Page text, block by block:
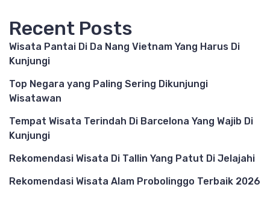
Recent Posts
Wisata Pantai Di Da Nang Vietnam Yang Harus Di
Kunjungi
Top Negara yang Paling Sering Dikunjungi
Wisatawan
Tempat Wisata Terindah Di Barcelona Yang Wajib Di
Kunjungi
Rekomendasi Wisata Di Tallin Yang Patut Di Jelajahi
Rekomendasi Wisata Alam Probolinggo Terbaik 2026